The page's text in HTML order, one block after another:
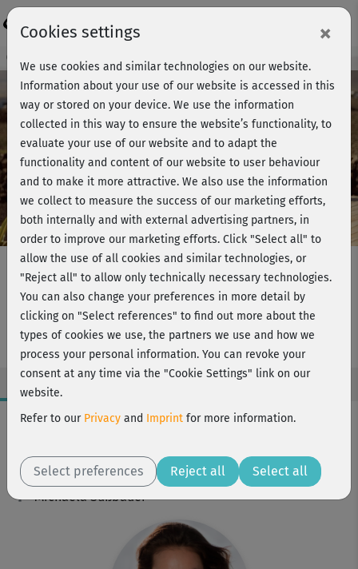
Play
Video
Course preview - join now!
Bodyweight & Fatburner Training –
Einführung
Workout Facts
1 Min
Michaela Süßbauer
Cookies settings ×
We use cookies and similar technologies on our website.
Information about your use of our website is accessed in this
way or stored on your device. We use the information
collected in this way to ensure the website’s functionality, to
evaluate your use of our website and to adapt the
functionality and content of our website to user behaviour
and to make it more attractive. We also use the information
we collect to measure the success of our marketing efforts,
both internally and with external advertising partners, in
order to improve our marketing efforts. Click "Select all" to
allow the use of all cookies and similar technologies, or
"Reject all" to allow only technically necessary technologies.
You can also change your preferences in more detail by
clicking on "Select references" to find out more about the
types of cookies we use, the partners we use and how we
process your personal information. You can revoke your
consent at any time via the "Cookie Settings" link on our
website.
Refer to our Privacy and Imprint for more information.
Select preferences Reject all Select all